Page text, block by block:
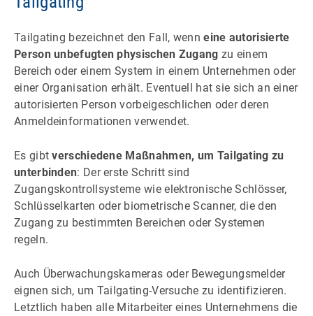
Tailgating bezeichnet den Fall, wenneine autorisierte
Person unbefugten physischen Zugang zu einem
Bereich oder einem System in einem Unternehmen oder
einer Organisation erhält. Eventuell hat sie sich an einer
autorisierten Person vorbeigeschlichen oder deren
Anmeldeinformationen verwendet.
Es gibtverschiedene Maßnahmen, um Tailgating zu
unterbinden: Der erste Schritt sind
Zugangskontrollsysteme wie elektronische Schlösser,
Schlüsselkarten oder biometrische Scanner, die den
Zugang zu bestimmten Bereichen oder Systemen
regeln.
Auch Überwachungskameras oder Bewegungsmelder
eignen sich, um Tailgating-Versuche zu identifizieren.
Letztlich haben alle Mitarbeiter eines Unternehmens die